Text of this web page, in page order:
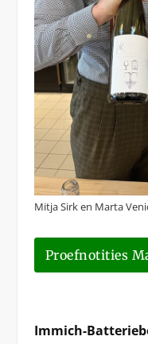
Mitja Sirk en Marta
Proefnotities
Immich-